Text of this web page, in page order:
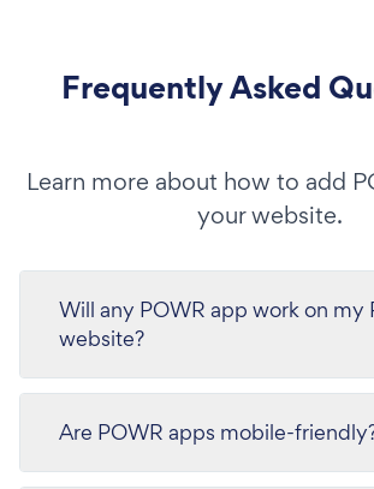
Frequently Asked
Learn more about how to add
your website.
Will any POWR app work on my
website?
Are POWR apps mobile-